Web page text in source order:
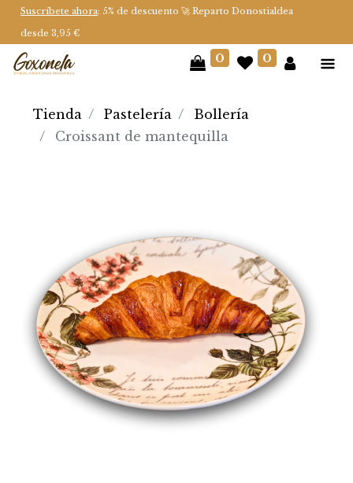
Suscríbete ahora: 5% de descuento 🚀 Reparto Donostialdea
desde 3,95 €
0 0
Tienda Pastelería
Bollería
Croissant de mantequilla